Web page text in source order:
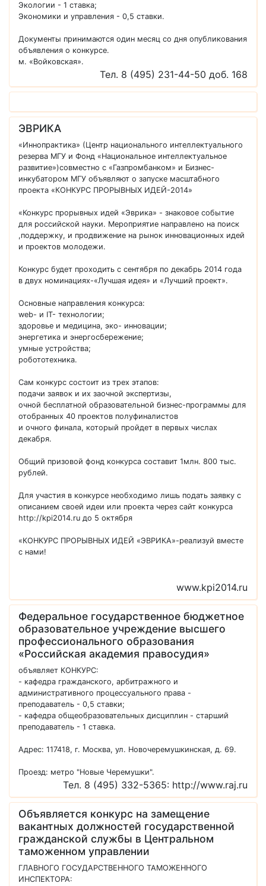
Экологии - 1 ставка;
Экономики и управления - 0,5 ставки.
Документы принимаются один месяц со дня опубликования
объявления о конкурсе.
м. «Войковская».
Тел. 8 (495) 231-44-50 доб. 168
ЭВРИКА
«Иннопрактика» (Центр национального интеллектуального
резерва МГУ и Фонд «Национальное интеллектуальное
развитие»)совместно с «Газпромбанком» и Бизнес-
инкубатором МГУ объявляют о запуске масштабного
проекта «КОНКУРС ПРОРЫВНЫХ ИДЕЙ-2014»
«Конкурс прорывных идей «Эврика» - знаковое событие
для российской науки. Мероприятие направлено на поиск
,поддержку, и продвижение на рынок инновационных идей
и проектов молодежи.
Конкурс будет проходить с сентября по декабрь 2014 года
в двух номинациях-«Лучшая идея» и «Лучший проект».
Основные направления конкурса:
web- и IT- технологии;
здоровье и медицина, эко- инновации;
энергетика и энергосбережение;
умные устройства;
робототехника.
Сам конкурс состоит из трех этапов:
подачи заявок и их заочной экспертизы,
очной бесплатной образовательной бизнес-программы для
отобранных 40 проектов полуфиналистов
и очного финала, который пройдет в первых числах
декабря.
Общий призовой фонд конкурса составит 1млн. 800 тыс.
рублей.
Для участия в конкурсе необходимо лишь подать заявку с
описанием своей идеи или проекта через сайт конкурса
http://kpi2014.ru до 5 октября
«КОНКУРС ПРОРЫВНЫХ ИДЕЙ «ЭВРИКА»-реализуй вместе
с нами!
www.kpi2014.ru
Федеральное государственное бюджетное
образовательное учреждение высшего
профессионального образования
«Российская академия правосудия»
объявляет КОНКУРС:
- кафедра гражданского, арбитражного и
административного процессуального права -
преподаватель - 0,5 ставки;
- кафедра общеобразовательных дисциплин - старший
преподаватель - 1 ставка.
Адрес: 117418, г. Москва, ул. Новочеремушкинская, д. 69.
Проезд: метро "Новые Черемушки".
Тел. 8 (495) 332-5365: http://www.raj.ru
Объявляется конкурс на замещение
вакантных должностей государственной
гражданской службы в Центральном
таможенном управлении
ГЛАВНОГО ГОСУДАРСТВЕННОГО ТАМОЖЕННОГО
ИНСПЕКТОРА: